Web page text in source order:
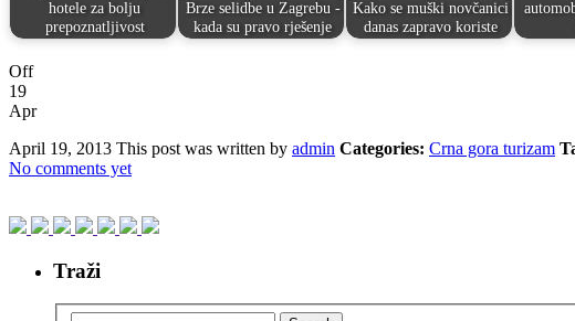
hotele za bolju
prepoznatljivost
Brze selidbe u Zagrebu -
kada su pravo rješenje
Kako se muški novčanici
danas zapravo koriste
Off
19
Apr
April 19, 2013 This post was written by admin Categories: Crna gora turizam
No comments yet
Traži